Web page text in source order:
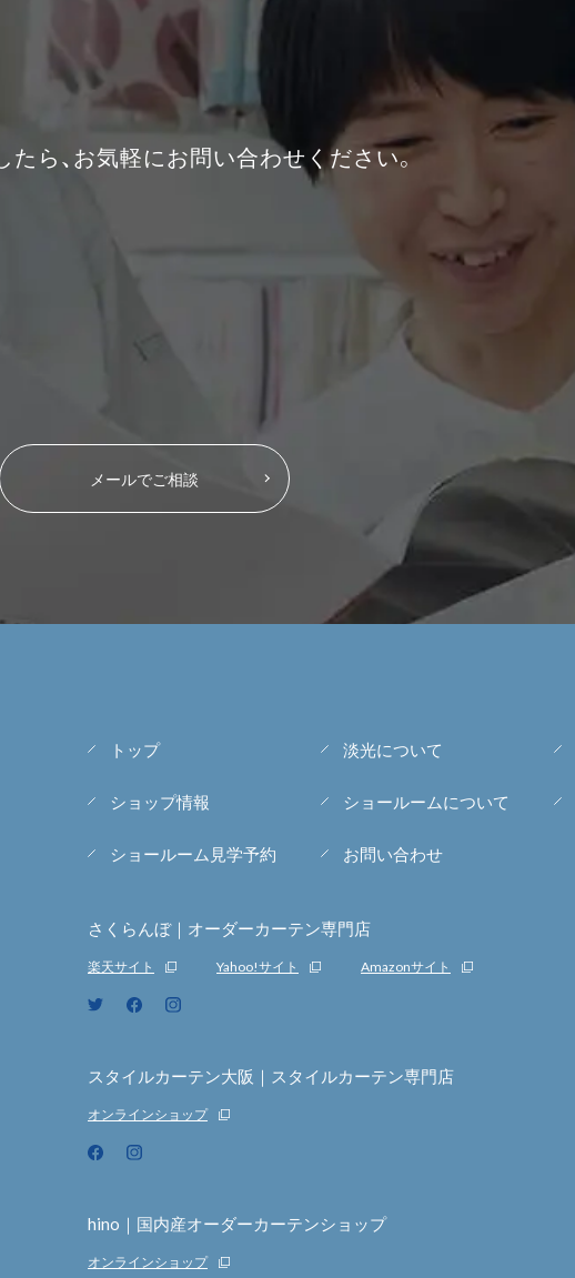
ら、お気軽にお問い合わせください。
メールでご相談
トップ 淡光について
ショップ情報 ショールームについて
ショールーム見学予約 お問い合わせ
さくらんぼ｜オーダーカーテン専門店
楽天サイト Yahoo!サイト Amazonサイト
スタイルカーテン大阪｜スタイルカーテン専門店
オンラインショップ
hino｜国内産オーダーカーテンショップ
オンラインショップ